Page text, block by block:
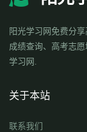
阳光学习网免费分
成绩查询、高考志
学习网.
关于本站
联系我们